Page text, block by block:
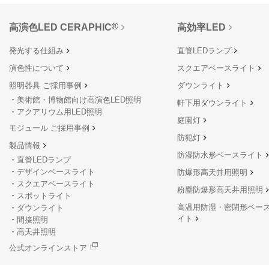
高演色LED CERAPHIC
発光する仕組み
演色性について
照明器具 ご採用事例
美術館・博物館向け高演色LED照明
アクアリウム用LED照明
モジュール ご採用事例
製品情報
直管LEDランプ
デザインベースライト
スクエアベースライト
スポットライト
ダウンライト
間接照明
高天井照明
公式オンラインストア
高効率LED
直管LEDランプ
スクエアベースライト
ダウンライト
軒下用ダウンライト
庭園灯
防犯灯
防湿防水形ベースライト
防爆形高天井用照明
粉塵防爆形高天井用照明
高温用防湿・密閉形ベー
イト